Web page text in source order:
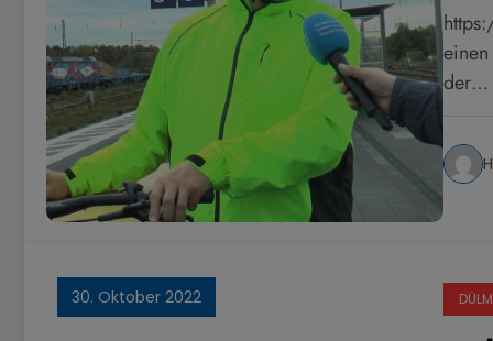
der…
30. Oktober 2022